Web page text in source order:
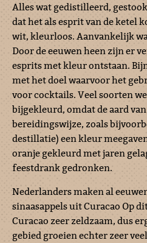
Alles wat gedistilleerd,
dat het als esprit van de ketel
wit, kleurloos. Aanvankelijk
Door de eeuwen heen zijn er
esprits met kleur ontstaan.
met het doel waarvoor het
voor cocktails. Veel soorten
bijgekleurd, omdat de aard
bereidingswijze, zoals
destillatie) een kleur
oranje gekleurd met jaren
feestdrank gedronken.
Nederlanders maken al
sinaasappels uit Curacao Op
Curacao zeer zeldzaam, dus
gebied groeien echter zeer